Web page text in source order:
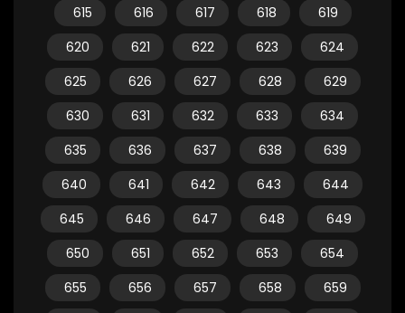
615
616 617 618
619
620
621 622 623
624
625
626 627 628
629
630
631 632 633
634
635
636 637 638
639
640
641 642 643
644
645
646 647 648
649
650
651 652 653
654
655
656 657 658
659